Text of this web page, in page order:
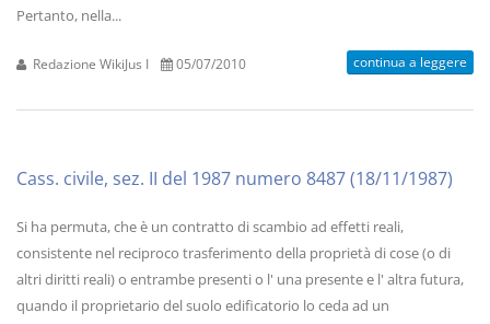
Pertanto, nella...
Redazione WikiJus I 05/07/2010 continua a leggere
Cass. civile, sez. II del 1987 numero 8487 (18/11/1987)
Si ha permuta, che è un contratto di scambio ad effetti reali,
consistente nel reciproco trasferimento della proprietà di cose (o di
altri diritti reali) o entrambe presenti o l' una presente e l' altra futura,
quando il proprietario del suolo edificatorio lo ceda ad un